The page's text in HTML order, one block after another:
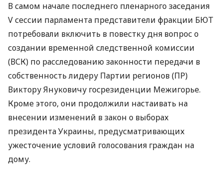
В самом начале последнего пленарного заседания
V сессии парламента представители фракции БЮТ
потребовали включить в повестку дня вопрос о
создании временной следственной комиссии
(ВСК) по расследованию законности передачи в
собственность лидеру Партии регионов (ПР)
Виктору Януковичу госрезиденции Межигорье.
Кроме этого, они продолжили настаивать на
внесении изменений в закон о выборах
президента Украины, предусматривающих
ужесточение условий голосования граждан на
дому.